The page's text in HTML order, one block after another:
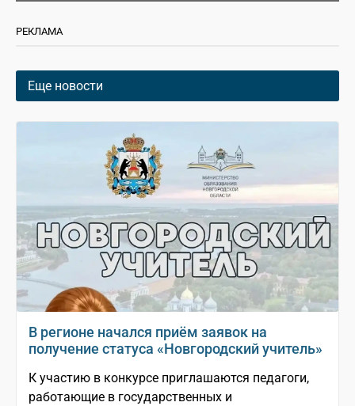
РЕКЛАМА
Еще новости
В регионе начался приём заявок на
получение статуса «Новгородский учитель»
К участию в конкурсе приглашаются педагоги,
работающие в государственных и